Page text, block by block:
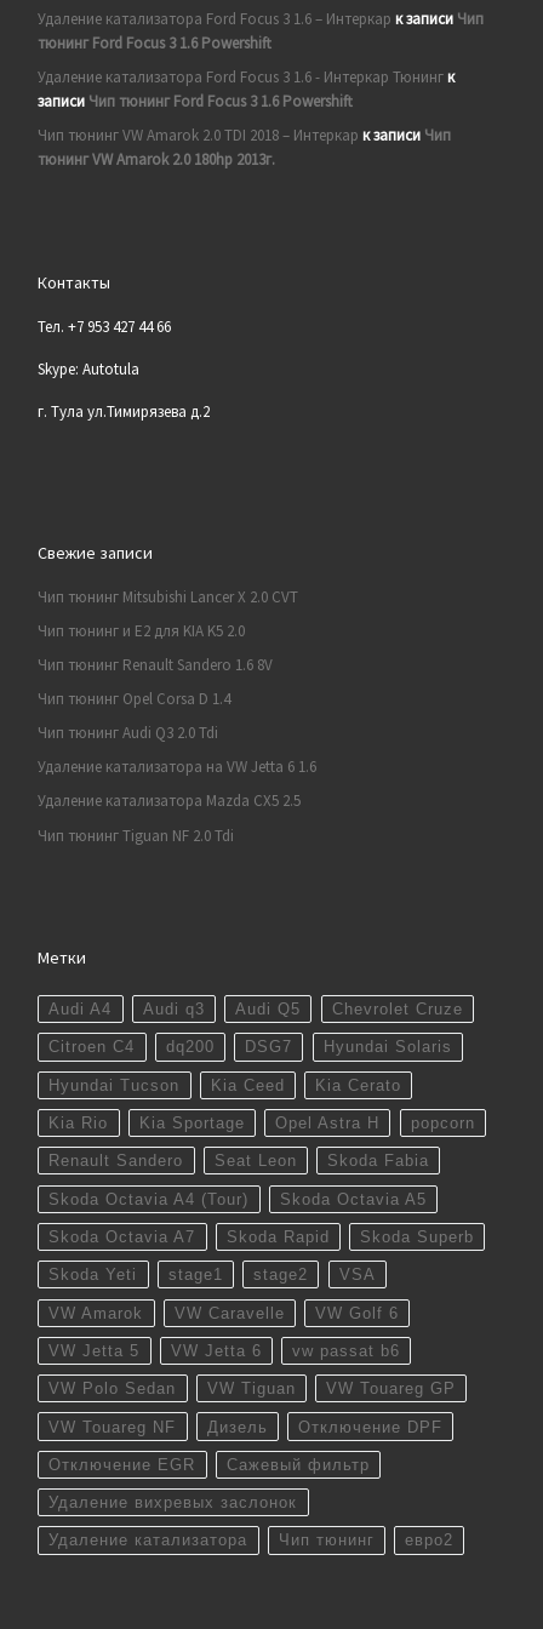
Удаление катализатора Ford Focus 3 1.6 – Интеркар к записи Чип
тюнинг Ford Focus 3 1.6 Powershift
Удаление катализатора Ford Focus 3 1.6 - Интеркар Тюнингк
записи Чип тюнинг Ford Focus 3 1.6 Powershift
Чип тюнинг VW Amarok 2.0 TDI 2018 – Интеркар к записи Чип
тюнинг VW Amarok 2.0 180hp 2013г.
Контакты
Тел. +7 953 427 44 66
Skype: Autotula
г. Тула ул.Тимирязева д.2
Свежие записи
Чип тюнинг Mitsubishi Lancer X 2.0 CVT
Чип тюнинг и E2 для KIA K5 2.0
Чип тюнинг Renault Sandero 1.6 8V
Чип тюнинг Opel Corsa D 1.4
Чип тюнинг Audi Q3 2.0 Tdi
Удаление катализатора на VW Jetta 6 1.6
Удаление катализатора Mazda CX5 2.5
Чип тюнинг Tiguan NF 2.0 Tdi
Метки
Audi A4 Audi q3 Audi Q5 Chevrolet Cruze
Citroen C4 dq200 DSG7 Hyundai Solaris
Hyundai Tucson Kia Ceed Kia Cerato
Kia Rio Kia Sportage Opel Astra H popcorn
Renault Sandero Seat Leon Skoda Fabia
Skoda Octavia A4 (Tour) Skoda Octavia A5
Skoda Octavia A7 Skoda Rapid Skoda Superb
Skoda Yeti stage1 stage2 VSA
VW Amarok VW Caravelle VW Golf 6
VW Jetta 5 VW Jetta 6 vw passat b6
VW Polo Sedan VW Tiguan VW Touareg GP
VW Touareg NF Дизель Отключение DPF
Отключение EGR Сажевый фильтр
Удаление вихревых заслонок
Удаление катализатора Чип тюнинг евро2